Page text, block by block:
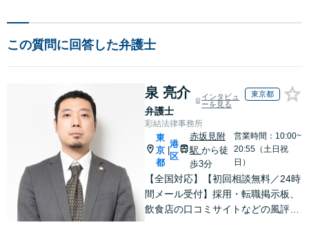
この質問に回答した弁護士
泉 亮介
弁護士
インタビュ
ーを見る
東京都
彩結法律事務所
東
京
都
港
区
赤坂見附
駅 から徒
歩3分
営業時間：10:00~
20:55（土日祝
日）
【全国対応】【初回相談無料／24時
間メール受付】採用・転職掲示板、
飲食店の口コミサイトなどの風評被